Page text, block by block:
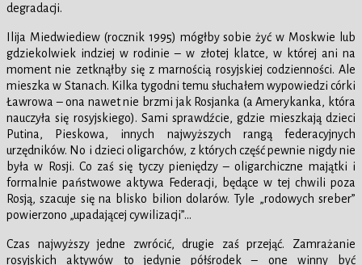
degradacji.
Ilija Miedwiediew (rocznik 1995) mógłby sobie żyć w Moskwie lub
gdziekolwiek indziej w rodinie – w złotej klatce, w której ani na
moment nie zetknąłby się z marnością rosyjskiej codzienności. Ale
mieszka w Stanach. Kilka tygodni temu słuchałem wypowiedzi córki
Ławrowa – ona nawet nie brzmi jak Rosjanka (a Amerykanka, która
nauczyła się rosyjskiego). Sami sprawdźcie, gdzie mieszkają dzieci
Putina, Pieskowa, innych najwyższych rangą federacyjnych
urzędników. No i dzieci oligarchów, z których część pewnie nigdy nie
była w Rosji. Co zaś się tyczy pieniędzy – oligarchiczne majątki i
formalnie państwowe aktywa Federacji, będące w tej chwili poza
Rosją, szacuje się na blisko bilion dolarów. Tyle „rodowych sreber”
powierzono „upadającej cywilizacji”…
Czas najwyższy jedne zwrócić, drugie zaś przejąć. Zamrażanie
rosyjskich aktywów to jedynie półśrodek – one winny być